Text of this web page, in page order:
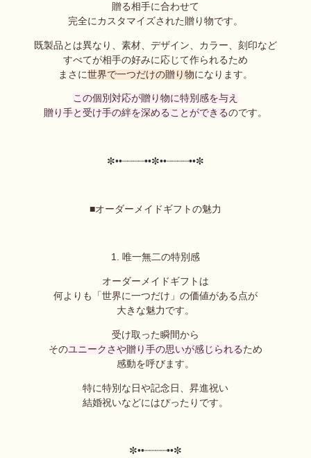
贈る相手に合わせて
完全にカスタマイズされた贈り物です。
既製品とは異なり、素材、デザイン、カラー、刻印など
すべてが相手の好みに応じて作られるため
まさに世界で一つだけの贈り物になります。
この個別対応が贈り物に特別感を与え
贈り手と受け手の絆を深めることができるのです。
✼••┈┈┈┈••✼••┈┈┈┈••✼
■オーダーメイドギフトの魅力
1. 唯一無二の特別感
オーダーメイドギフトは
何よりも「世界に一つだけ」の価値がある点が
大きな魅力です。
受け取った瞬間から
そのユニークさや贈り手の思いが感じられる ため
感動を呼びます。
特に特別な日や記念日、昇進祝い
結婚祝いなどにはぴったりです。
✼••┈┈┈┈••✼